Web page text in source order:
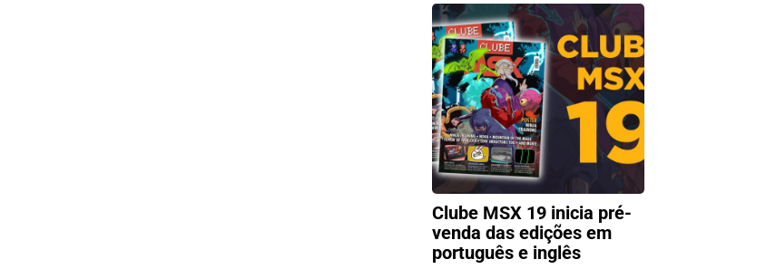
Clube MSX 19 inicia pré-
venda das edições em
português e inglês